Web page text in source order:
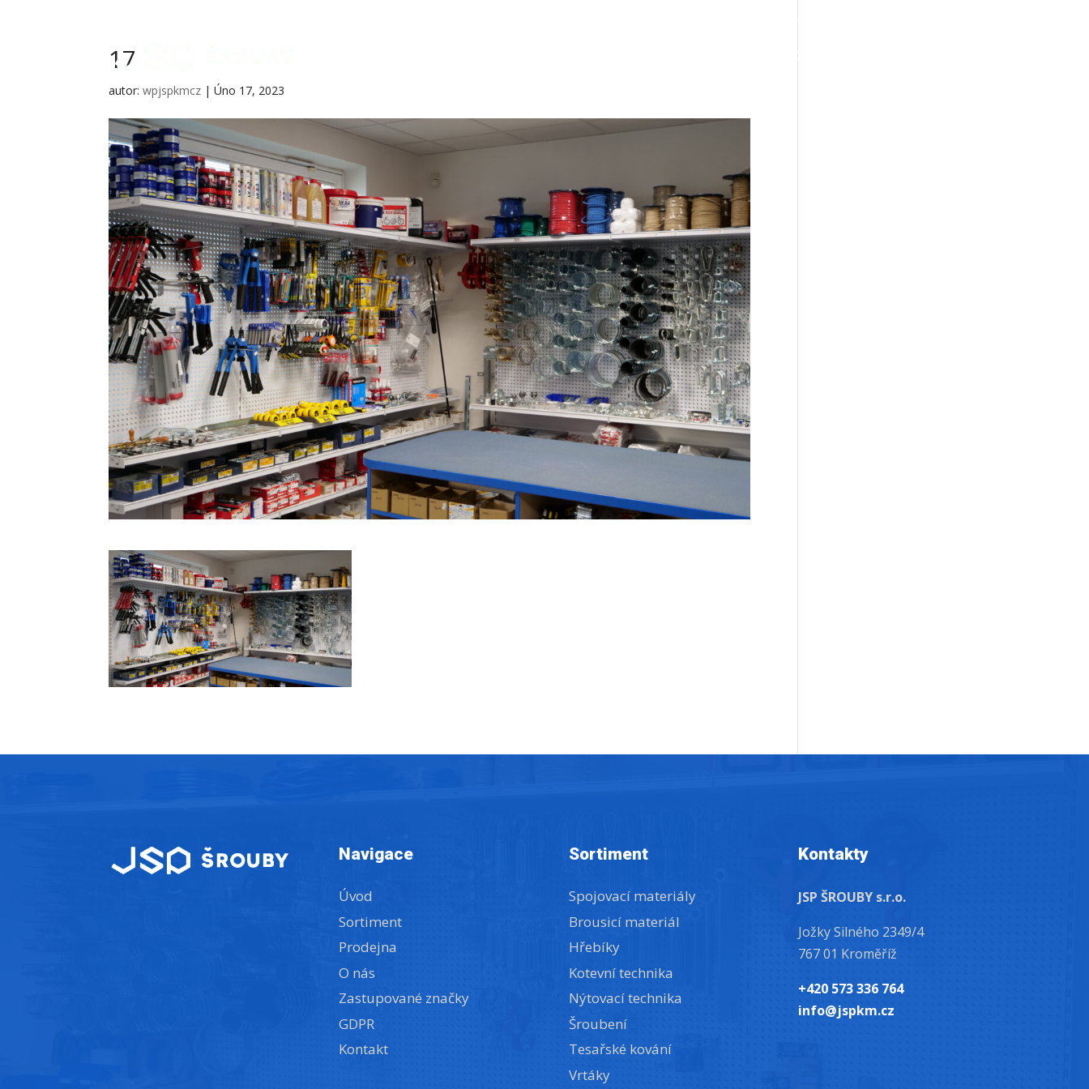
PRODEJNA
17
autor:wpjspkmcz |Úno 17, 2023
Navigace
Úvod
Sortiment
Prodejna
O nás
Zastupované značky
GDPR
Kontakt
Sortiment
Spojovací materiály
Brousicí materiál
Hřebíky
Kotevní technika
Nýtovací technika
Šroubení
Tesařské kování
Vrtáky
Kontakty
JSP ŠROUBY s.r.o.
Jožky Silného 2349/4
767 01 Kroměříž
+420 573 336 764
info@jspkm.cz